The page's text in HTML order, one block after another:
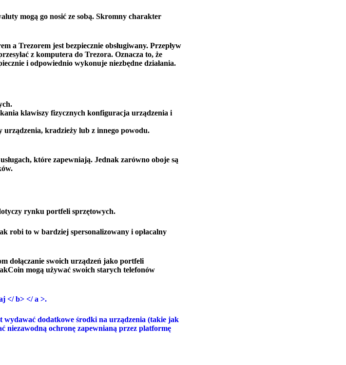
mogą go nosić ze sobą. Skromny charakter
a Trezorem jest bezpiecznie obsługiwany. Przepływ
z komputera do Trezora. Oznacza to, że
i odpowiednio wykonuje niezbędne działania.
klawiszy fizycznych konfiguracja urządzenia i
kradzieży lub z innego powodu.
które zapewniają. Jednak zarówno oboje są
rynku portfeli sprzętowych.
robi to w bardziej spersonalizowany i opłacalny
dołączanie swoich urządzeń jako portfeli
mogą używać swoich starych telefonów
</ b> </ a >.
wydawać dodatkowe środki na urządzenia (takie jak
niezawodną ochronę zapewnianą przez platformę